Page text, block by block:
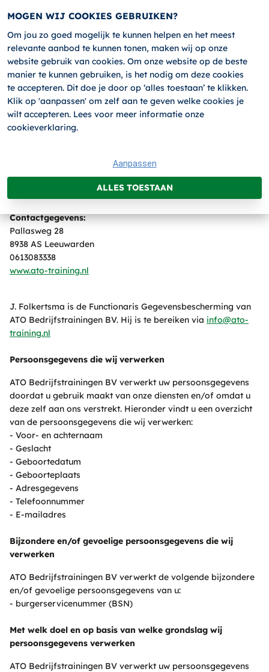
MOGEN WIJ COOKIES GEBRUIKEN?
Om jou zo goed mogelijk te kunnen helpen en het meest
relevante aanbod te kunnen tonen, maken wij op onze
website gebruik van cookies. Om onze website op de beste
manier te kunnen gebruiken, is het nodig om deze cookies
te accepteren. Dit doe je door op ‘alles toestaan’ te klikken.
Klik op 'aanpassen' om zelf aan te geven welke cookies je
wilt accepteren. Lees voor meer informatie onze
cookieverklaring.
Aanpassen
ALLES TOESTAAN
HOME
Home
Privacy verklaring
ATO Bedrijfstrainingen BV, gevestigd aan Pallasweg 28 8938
AS Leeuwarden, is verantwoordelijk voor de verwerking van
persoonsgegevens zoals weergegeven in deze
Contactgegevens:
Pallasweg 28
8938 AS Leeuwarden
0613083338
www.ato-training.nl
J. Folkertsma is de Functionaris Gegevensbescherming van
ATO Bedrijfstrainingen BV. Hij is te bereiken via info@ato-
training.nl
Persoonsgegevens die wij verwerken
ATO Bedrijfstrainingen BV verwerkt uw persoonsgegevens
doordat u gebruik maakt van onze diensten en/of omdat u
deze zelf aan ons verstrekt. Hieronder vindt u een overzicht
van de persoonsgegevens die wij verwerken:
- Voor- en achternaam
- Geslacht
- Geboortedatum
- Geboorteplaats
- Adresgegevens
- Telefoonnummer
- E-mailadres
Bijzondere en/of gevoelige persoonsgegevens die wij
verwerken
ATO Bedrijfstrainingen BV verwerkt de volgende bijzondere
en/of gevoelige persoonsgegevens van u:
- burgerservicenummer (BSN)
Met welk doel en op basis van welke grondslag wij
persoonsgegevens verwerken
ATO Bedrijfstrainingen BV verwerkt uw persoonsgegevens